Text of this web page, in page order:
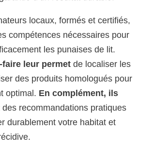
locaux, formés et certifiés,
compétences nécessaires pour
les punaises de lit.
leur permet de localiser les
des produits homologués pour
optimal. En complément, ils
des recommandations pratiques
durablement votre habitat et